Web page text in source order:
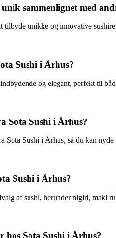
sammenlignet med
tilbyde unikke og innovative
Sushi i Århus?
og elegant, perfekt til
Sota Sushi i Århus?
Sota Sushi i Århus, så du kan
Sushi i Århus?
af sushi, herunder nigiri, maki
hos Sota Sushi i Århus?